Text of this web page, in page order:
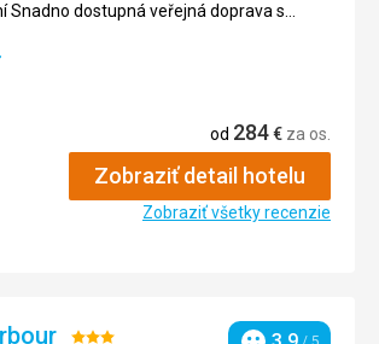
5,0
Snadno dostupná veřejná doprava s
památek Okouzlující ulice Přátelští
5,0/ 5
5,0/ 5
od 284€ za os.
Zobraziť detail hotelu
Zobraziť všetky recenzie